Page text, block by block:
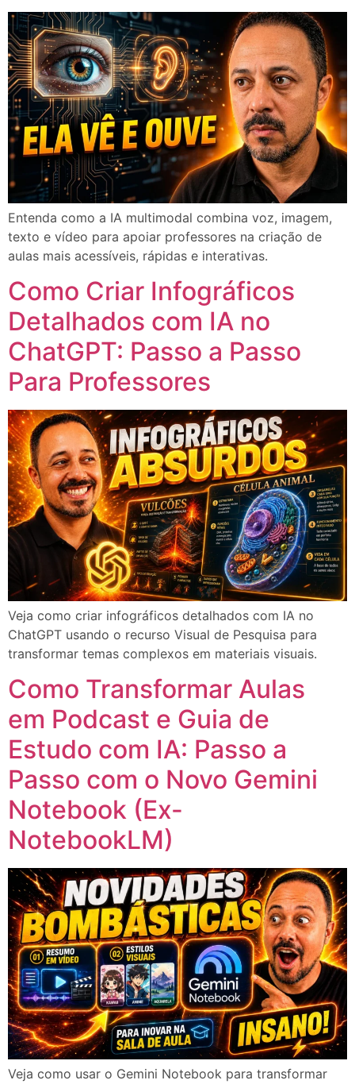
Entenda como a IA multimodal combina voz, imagem,
texto e vídeo para apoiar professores na criação de
aulas mais acessíveis, rápidas e interativas.
Como Criar Infográficos
Detalhados com IA no
ChatGPT: Passo a Passo
Para Professores
Veja como criar infográficos detalhados com IA no
ChatGPT usando o recurso Visual de Pesquisa para
transformar temas complexos em materiais visuais.
Como Transformar Aulas
em Podcast e Guia de
Estudo com IA: Passo a
Passo com o Novo Gemini
Notebook (Ex-
NotebookLM)
Veja como usar o Gemini Notebook para transformar